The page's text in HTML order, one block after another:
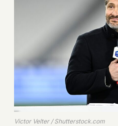
Victor Velter / Shutterstock.com